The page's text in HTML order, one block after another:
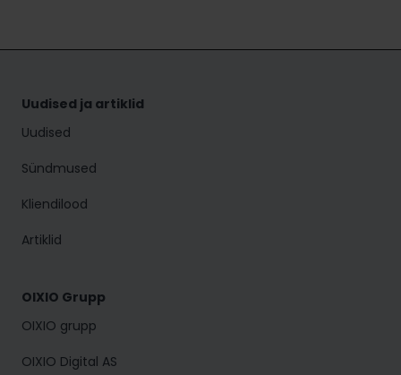
Uudised ja artiklid
Uudised
Sündmused
Kliendilood
Artiklid
OIXIO Grupp
OIXIO grupp
OIXIO Digital AS